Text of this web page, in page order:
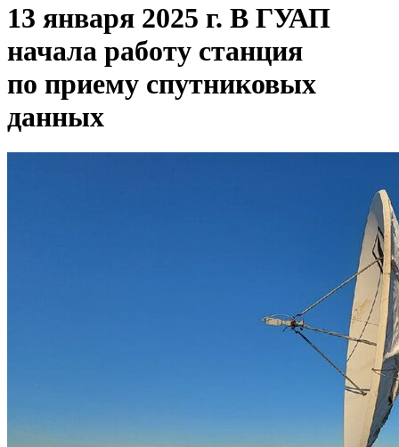
13 января 2025 г. В ГУАП
начала работу станция
по приему спутниковых
данных